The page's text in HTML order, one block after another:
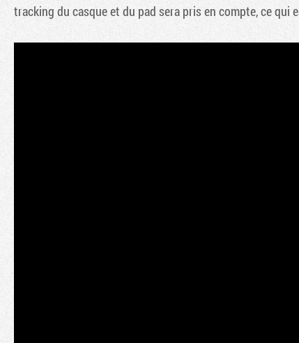
tracking du casque et du pad sera pris en compte, ce qui